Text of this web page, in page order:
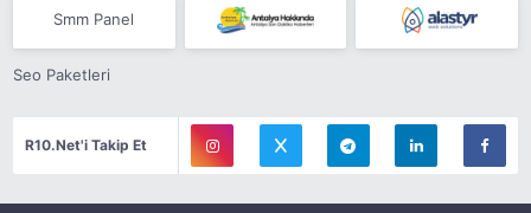
Smm Panel
Seo Paketleri
R10.Net'i Takip Et